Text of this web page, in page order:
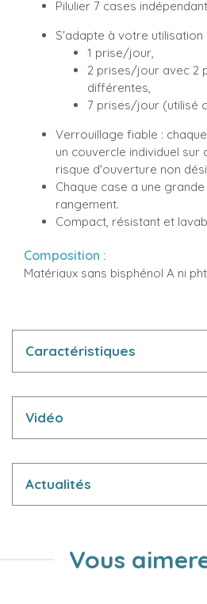
Pilulier 7 cases
S'adapte à votre utilisation :
1 prise/jour,
2 prises/jour avec 2
différentes,
7 prises/jour (utilisé
Verrouillage fiable :
un couvercle individuel sur
risque d'ouverture non
Chaque case a une
rangement.
Compact, résistant et
Composition :
Matériaux sans bisphénol A ni
Caractéristiques
Vidéo
Actualités
Vous